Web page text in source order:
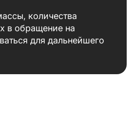
количества
в обращение на
для дальнейшего